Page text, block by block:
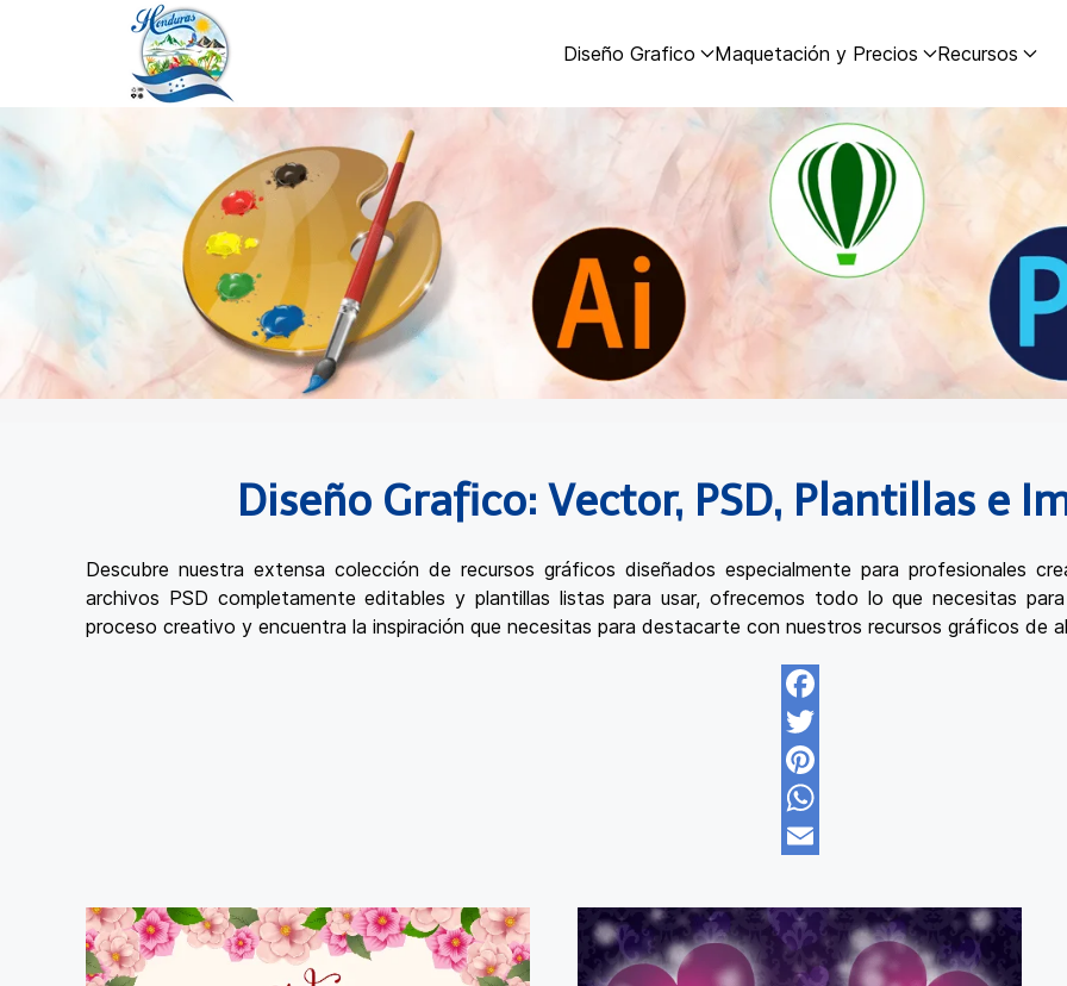
Diseño Grafico Maquetación y Precios Recursos
Diseño Grafico: Vector, PSD, Plantillas e
Descubre nuestra extensa colección de recursos gráficos diseñados especialmente para profesionales
archivos PSD completamente editables y plantillas listas para usar, ofrecemos todo lo que necesitas
proceso creativo y encuentra la inspiración que necesitas para destacarte con nuestros recursos gráficos de
Facebook
Twitter
Pinterest
WhatsApp